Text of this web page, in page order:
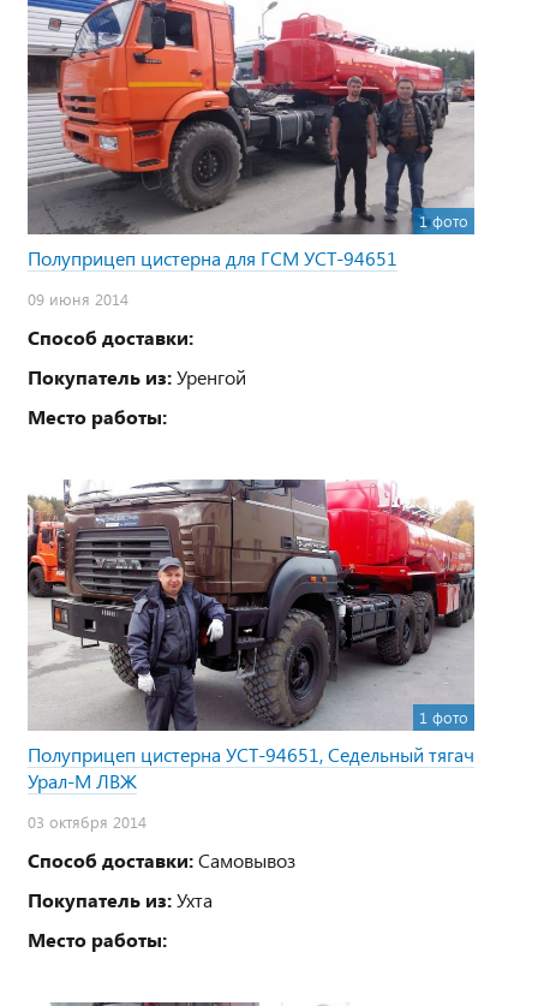
1 фото
Полуприцеп цистерна для ГСМ УСТ-94651
09 июня 2014
Способ доставки:
Покупатель из:Уренгой
Место работы:
1 фото
Полуприцеп цистерна УСТ-94651, Седельный тягач
Урал-М ЛВЖ
03 октября 2014
Способ доставки:Самовывоз
Покупатель из:Ухта
Место работы: